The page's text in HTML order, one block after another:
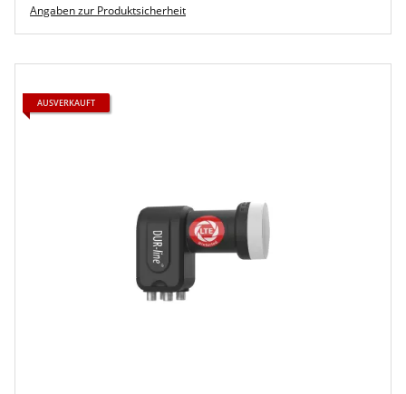
Angaben zur Produktsicherheit
AUSVERKAUFT